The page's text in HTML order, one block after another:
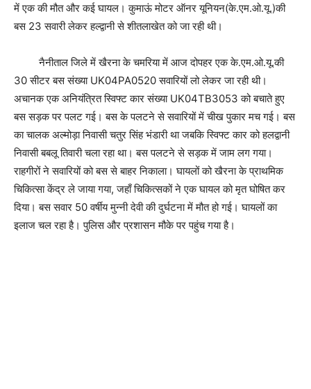
में एक की मौत और कई घायल। कुमाऊं मोटर ऑनर यूनियन(के.एम.ओ.यू.)की
बस 23 सवारी लेकर हल्द्वानी से शीतलाखेत को जा रही थी।
नैनीताल जिले में खैरना के चमरिया में आज दोपहर एक के.एम.ओ.यू.की
30 सीटर बस संख्या UK04PA0520 सवारियों लो लेकर जा रही थी।
अचानक एक अनियंत्रित स्विफ्ट कार संख्या UK04TB3053 को बचाते हुए
बस सड़क पर पलट गई। बस के पलटने से सवारियों में चीख पुकार मच गई। बस
का चालक अल्मोड़ा निवासी चतुर सिंह भंडारी था जबकि स्विफ्ट कार को हलद्वानी
निवासी बबलू तिवारी चला रहा था। बस पलटने से सड़क में जाम लग गया।
राहगीरों ने सवारियों को बस से बाहर निकाला। घायलों को खैरना के प्राथमिक
चिकित्सा केंद्र ले जाया गया, जहाँ चिकित्सकों ने एक घायल को मृत घोषित कर
दिया। बस सवार 50 वर्षीय मुन्नी देवी की दुर्घटना में मौत हो गई। घायलों का
इलाज चल रहा है। पुलिस और प्रशासन मौके पर पहुंच गया है।